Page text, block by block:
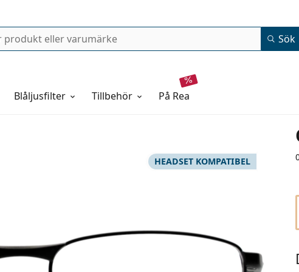
Sök
Blåljusfilter Tillbehör på rea
HEADSET KOMPATIBEL